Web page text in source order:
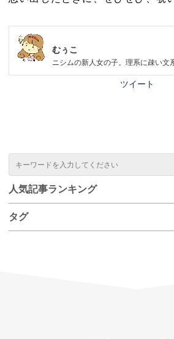
むぅこ
ニシムの新人女の子。理系に疎い文
ツイート
人気記事ランキング
タグ